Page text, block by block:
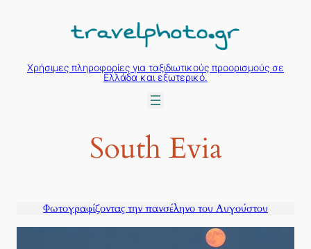
περιεχόμενο
Χρήσιμες πληροφορίες για ταξιδιωτικούς προορισμούς σε
Ελλάδα και εξωτερικό.
South Evia
Φωτογραφίζοντας την πανσέληνο του Αυγούστου